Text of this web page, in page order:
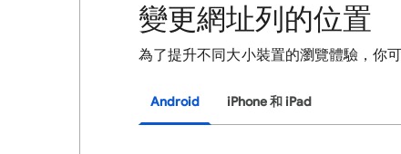
變更網址列的位置
為了提升不同大小裝置的瀏覽體驗，你
Android iPhone 和 iPad